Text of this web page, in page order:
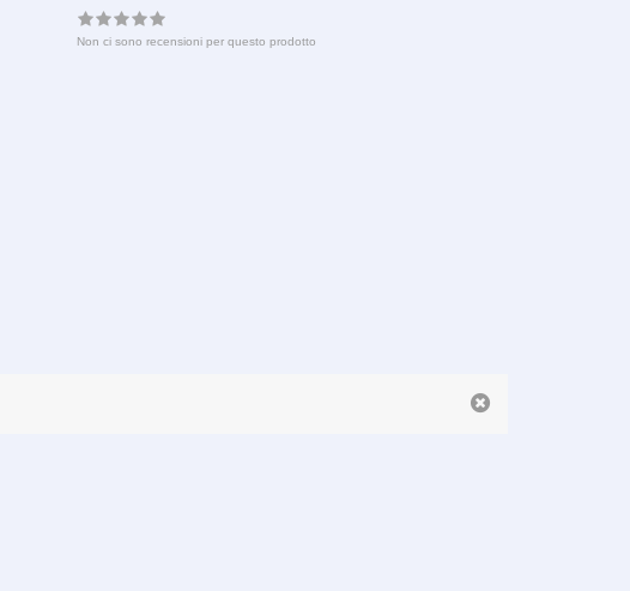
Non ci sono recensioni per questo prodotto